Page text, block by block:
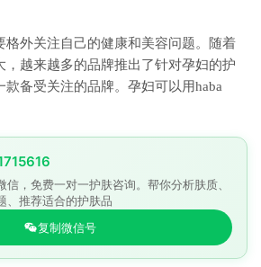
格外关注自己的健康和美容问题。随着
，越来越多的品牌推出了针对孕妇的护
款备受关注的品牌。孕妇可以用haba
信，免费一对一护肤咨询。帮你分析肤质、
、推荐适合的护肤品
复制微信号